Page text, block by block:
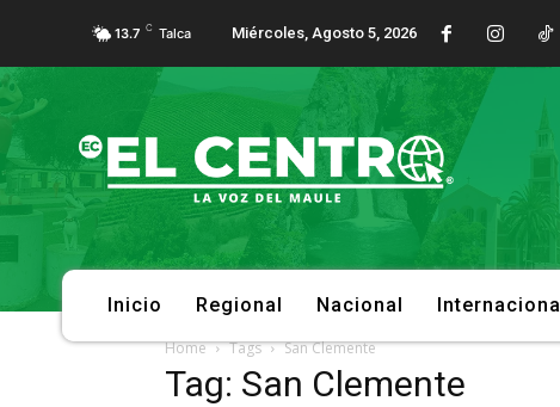
13.7 C Talca Miércoles, Agosto 5, 2026
Inicio Regional Nacional Internacional
Home Tags San Clemente
Tag: San Clemente